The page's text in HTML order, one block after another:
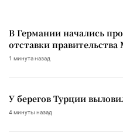
В Германии начались
отставки правительства
1 минута назад
У берегов Турции
4 минуты назад